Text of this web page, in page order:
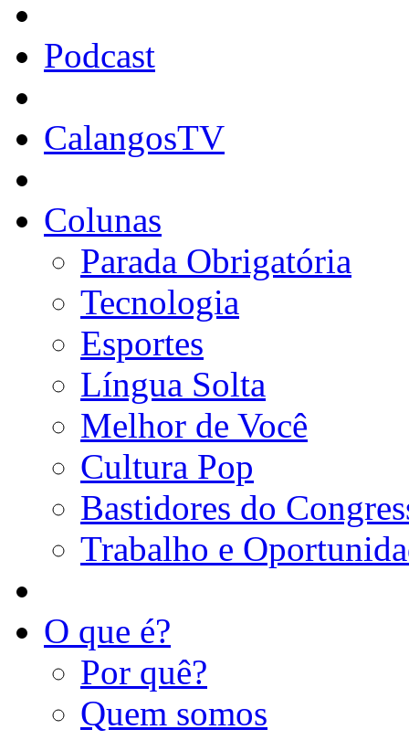
Podcast
CalangosTV
Colunas
Parada Obrigatória
Tecnologia
Esportes
Língua Solta
Melhor de Você
Cultura Pop
Bastidores do
Trabalho e
O que é?
Por quê?
Quem somos